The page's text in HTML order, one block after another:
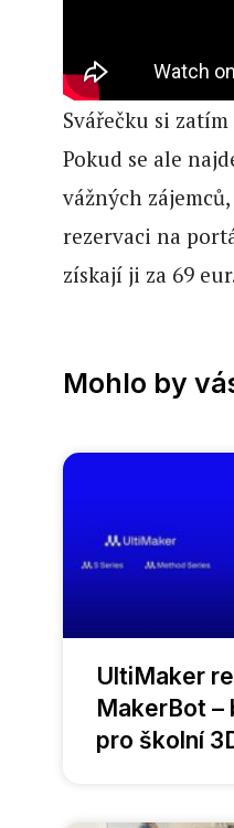
Svářečku si
Pokud se ale
vážných
rezervaci na
získají ji za 69
Mohlo by
UltiMaker
MakerBot –
pro školní